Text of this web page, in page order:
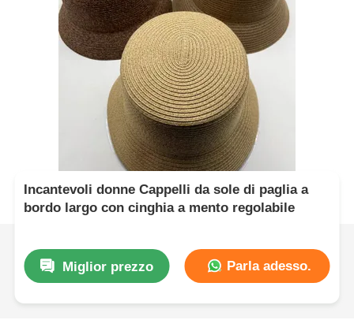
Incantevoli donne Cappelli da sole di paglia a
bordo largo con cinghia a mento regolabile
Miglior prezzo Parla adesso.